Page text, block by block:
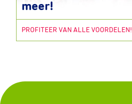
meer!
PROFITEER VAN ALLE VOORDELEN!